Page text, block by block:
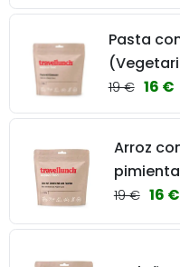
Pasta
19 € 16 €
Arroz
pimienta
19 € 16 €